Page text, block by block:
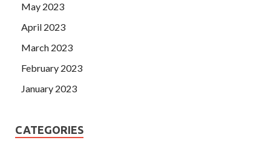
May 2023
April 2023
March 2023
February 2023
January 2023
CATEGORIES